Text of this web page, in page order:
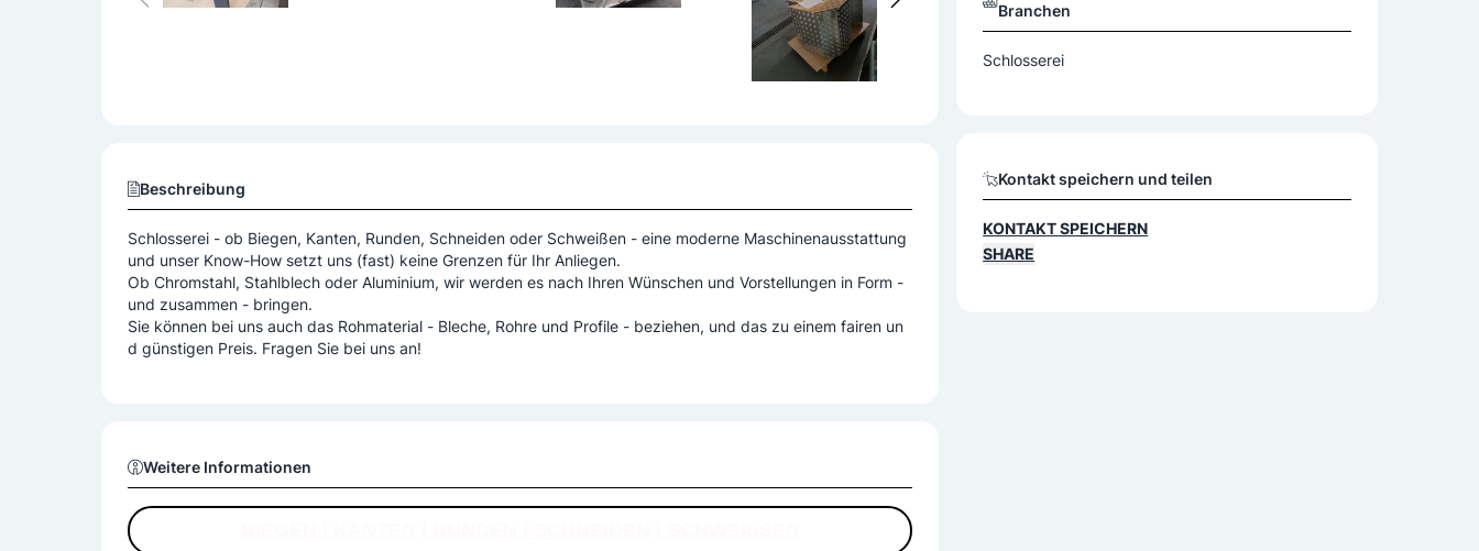
Beschreibung
Schlosserei - ob Biegen, Kanten, Runden, Schneiden oder Schweißen - eine moderne Maschinenausstattung
und unser Know-How setzt uns (fast) keine Grenzen für Ihr Anliegen.
Ob Chromstahl, Stahlblech oder Aluminium, wir werden es nach Ihren Wünschen und Vorstellungen in Form -
und zusammen - bringen.
Sie können bei uns auch das Rohmaterial - Bleche, Rohre und Profile - beziehen, und das zu einem fairen un
d günstigen Preis. Fragen Sie bei uns an!
Weitere Informationen
Branchen
Schlosserei
Kontakt speichern und teilen
KONTAKT SPEICHERN
SHARE